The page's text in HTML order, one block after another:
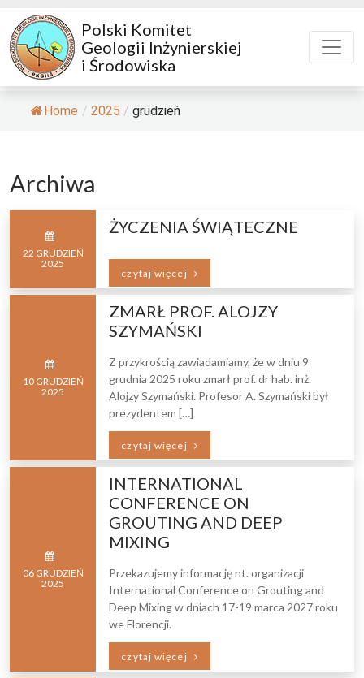
Polski Komitet
Geologii Inżynierskiej
i Środowiska
Home / 2025 / grudzień
Archiwa
22 GRUDZIEŃ
2025
ŻYCZENIA ŚWIĄTECZNE
czytaj więcej
10GRUDZIEŃ
2025
ZMARŁ PROF. ALOJZY
SZYMAŃSKI
Z przykrością zawiadamiamy, że w dniu 9
grudnia 2025 roku zmarł prof. dr hab. inż.
Alojzy Szymański. Profesor A. Szymański był
prezydentem […]
czytaj więcej
06GRUDZIEŃ
2025
INTERNATIONAL
CONFERENCE ON
GROUTING AND DEEP
MIXING
Przekazujemy informację nt. organizacji
International Conference on Grouting and
Deep Mixing w dniach 17-19 marca 2027 roku
we Florencji.
czytaj więcej